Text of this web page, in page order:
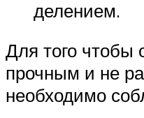
делением.
Для того чтобы
прочным и не
необходимо